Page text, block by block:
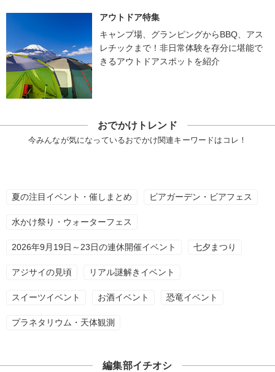
アウトドア特集
キャンプ場、グランピングからBBQ、アス
レチックまで！非日常体験を存分に堪能で
きるアウトドアスポットを紹介
おでかけトレンド
今みんなが気になっているおでかけ関連キーワードはコレ！
夏の注目イベント・催しまとめ ビアガーデン・ビアフェス
水かけ祭り・ウォーターフェス
2026年9月19日～23日の連休開催イベント 七夕まつり
アジサイの見頃 リアル謎解きイベント
スイーツイベント お酒イベント 恐竜イベント
プラネタリウム・天体観測
編集部イチオシ